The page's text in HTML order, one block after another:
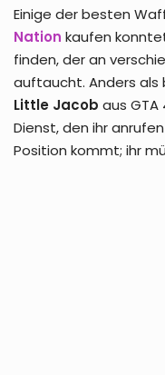
Einige der besten
Nation kaufen
finden, der an
auftaucht. Anders
Little Jacob aus
Dienst, den ihr
Position kommt; ihr